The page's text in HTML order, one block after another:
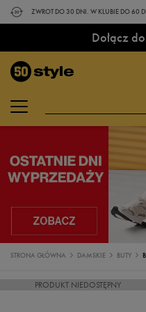
ZWROT DO 30 DNI. W KLUBIE DO 60
Dołącz
STRONA GŁÓWNA DAMSKIE BUTY
PRODUKT NIEDOSTĘPNY